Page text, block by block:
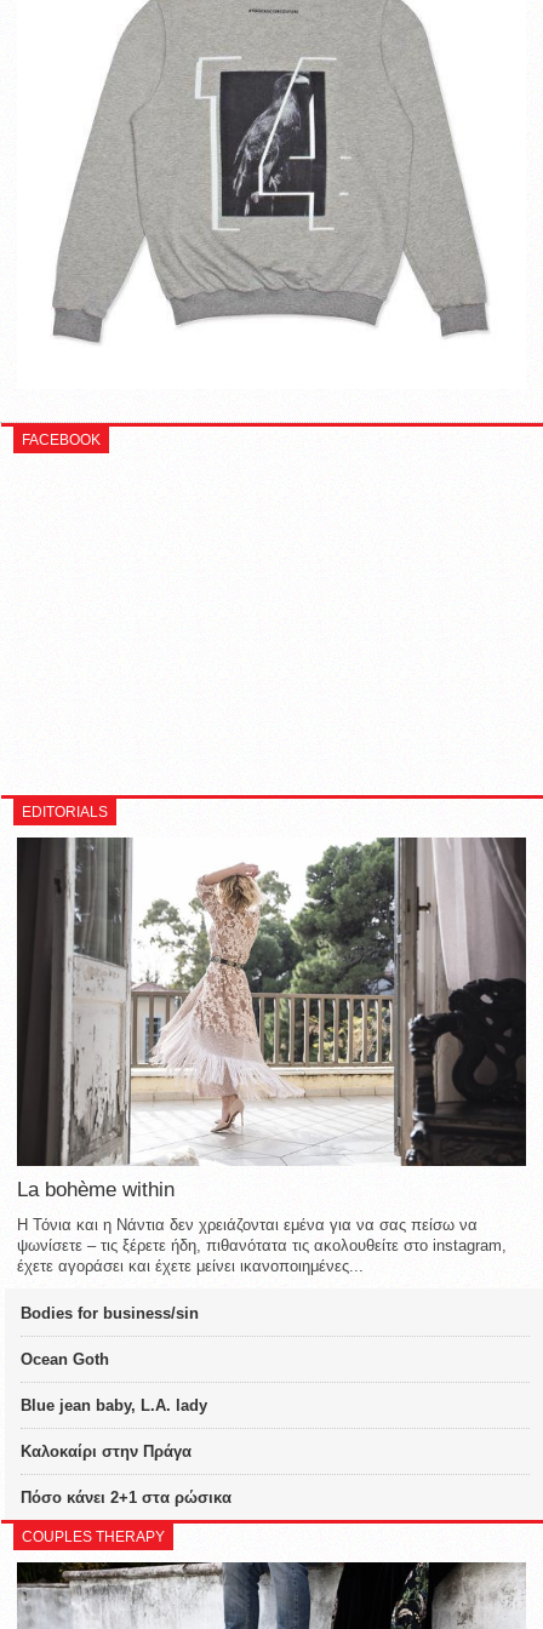
FACEBOOK
EDITORIALS
La bohème within
Η Τόνια και η Νάντια δεν χρειάζονται εμένα για να σας πείσω να
ψωνίσετε – τις ξέρετε ήδη, πιθανότατα τις ακολουθείτε στο instagram,
έχετε αγοράσει και έχετε μείνει ικανοποιημένες...
Bodies for business/sin
Ocean Goth
Blue jean baby, L.A. lady
Καλοκαίρι στην Πράγα
Πόσο κάνει 2+1 στα ρώσικα
COUPLES THERAPY